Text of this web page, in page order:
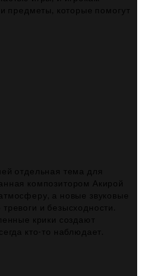
предметы, которые помогут
отдельная тема для
композитором Акирой
а новые звуковые
и безысходности.
крики создают
кто-то наблюдает.